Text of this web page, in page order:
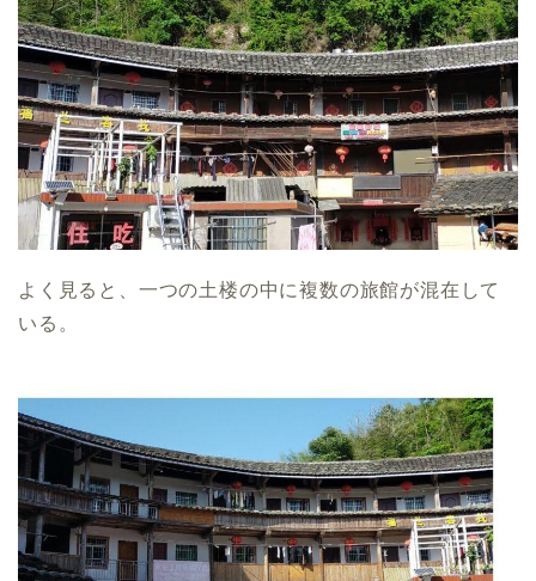
よく見ると、一つの土楼の中に複数の旅館が混在して
いる。